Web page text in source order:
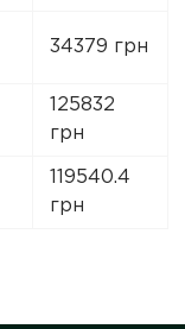
34379 грн
125832
грн
119540.4
грн